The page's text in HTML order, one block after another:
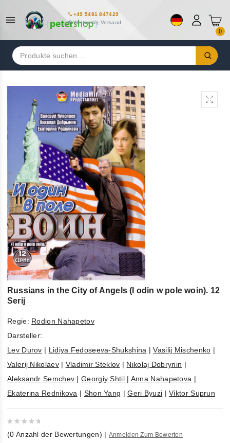
+49 5481 847429
Weltweiter Versand
0
Suchen
nach:
Russians in the City of Angels (I odin w pole woin). 12
Serij
Regie: Rodion Nahapetov
Darsteller:
Lev Durov | Lidiya Fedoseeva-Shukshina |Vasilij Mischenko |
Valerij Nikolaev| Vladimir Steklov | Nikolaj Dobrynin |
Aleksandr Semchev |Georgiy Shtil| Anna Nahapetova |
Ekaterina Rednikova | Shon Yang |Geri Byuzi |Viktor Suprun
out
(0 Anzahl der Bewertungen) | Anmelden Zum Bewerten